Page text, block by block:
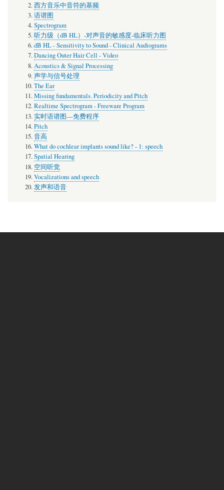
西方音乐中音符的基频
语谱图
Spectrogram
听力级（dB HL）-对声音的敏感度-临床听力图
dB HL - Sensitivity to Sound - Clinical Audiograms
Dancing Outer Hair Cell - Video
Acoustics & Signal Processing
声学与信号处理
The Ear
Missing fundamentals. Periodicity and Pitch
Realtime Spectrogram - Freeware Program
实时语谱图—免费程序
Pitch
音高
What do cochlear implants sound like? - 1: speech
Spatial Hearing
空间听觉
Vocalizations and speech
发声和语音